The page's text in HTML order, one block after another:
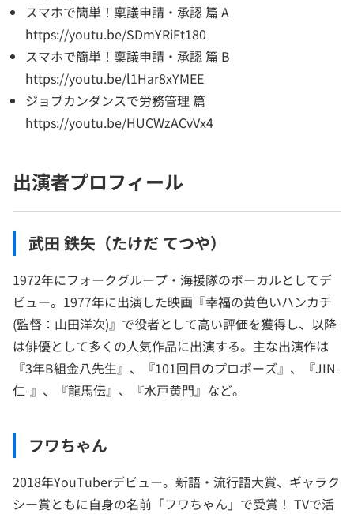
スマホで簡単！稟議申請・承認 篇 A
https://youtu.be/SDmYRiFt180
スマホで簡単！稟議申請・承認 篇 B
https://youtu.be/l1Har8xYMEE
ジョブカンダンスで労務管理 篇
https://youtu.be/HUCWzACvVx4
出演者プロフィール
武田 鉄矢（たけだ てつや）
1972年にフォークグループ・海援隊のボーカルとしてデ
ビュー。1977年に出演した映画『幸福の黄色いハンカチ
(監督：山田洋次)』で役者として高い評価を獲得し、以降
は俳優として多くの人気作品に出演する。主な出演作は
『3年B組金八先生』、『101回目のプロポーズ』、『JIN-
仁-』、『龍馬伝』、『水戸黄門』など。
フワちゃん
2018年YouTuberデビュー。新語・流行語大賞、ギャラク
シー賞ともに自身の名前「フワちゃん」で受賞！ TVで活